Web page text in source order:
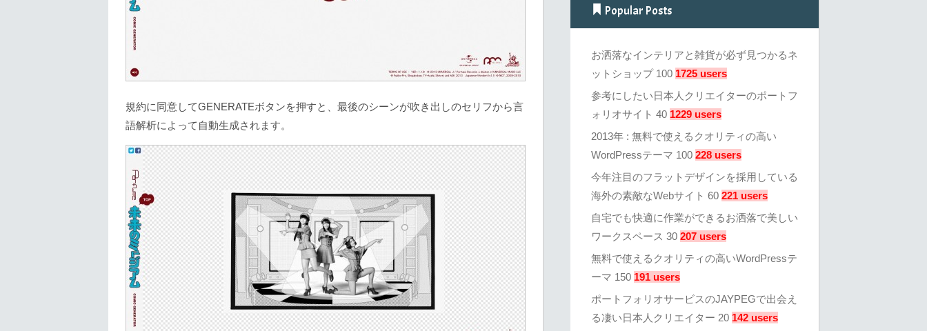
規約に同意してGENERATEボタンを押すと、最後のシーンが吹き出しのセリフから言
語解析によって自動生成されます。
Popular Posts
お洒落なインテリアと雑貨が必ず見つかるネ
ットショップ 100 1725 users
参考にしたい日本人クリエイターのポートフ
ォリオサイト 40 1229 users
2013年 : 無料で使えるクオリティの高い
WordPressテーマ 100 228 users
今年注目のフラットデザインを採用している
海外の素敵なWebサイト 60 221 users
自宅でも快適に作業ができるお洒落で美しい
ワークスペース 30 207 users
無料で使えるクオリティの高いWordPressテ
ーマ 150 191 users
ポートフォリオサービスのJAYPEGで出会え
る凄い日本人クリエイター 20 142 users